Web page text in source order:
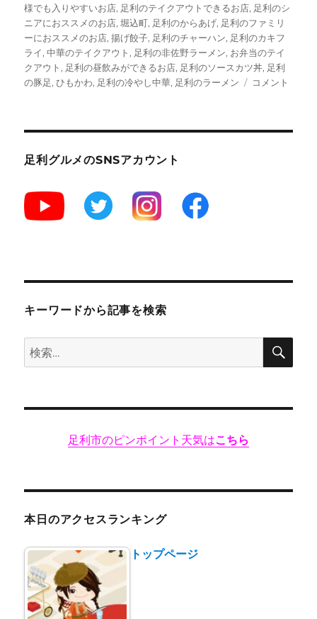
ー
様でも入りやすいお店, 足利のテイクアウトできるお店, 足利のシ
ニアにおススメのお店,堀込町, 足利のからあげ, 足利のファミリ
ーにおススメのお店,揚げ餃子, 足利のチャーハン, 足利のカキフ
ライ,中華のテイクアウト, 足利の非佐野ラーメン, お弁当のテイ
クアウト, 足利の昼飲みができるお店, 足利のソースカツ丼, 足利
の豚足,ひもかわ, 足利の冷やし中華, 足利のラーメン
【足
利
麺”に
コメント
足利グルメのSNSアカウント
キーワードから記事を検索
検
索:
検
足利市のピンポイント天気はこちら
本日のアクセスランキング
トップページ